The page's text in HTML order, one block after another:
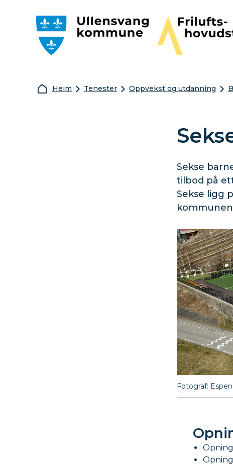
Du er her:
Heim Tenester Oppvekst og utdanning
Sekse
tilbod på
Sekse ligg